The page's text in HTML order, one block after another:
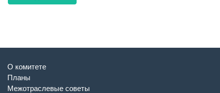
О комитете
Планы
Межотраслевые советы